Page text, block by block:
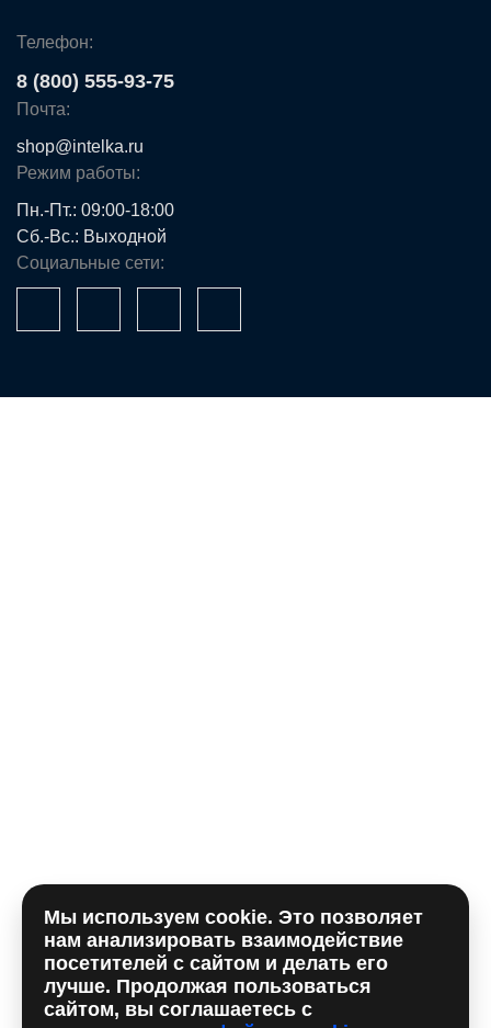
Телефон:
8 (800) 555-93-75
Почта:
shop@intelka.ru
Режим работы:
Пн.-Пт.: 09:00-18:00
Сб.-Вс.: Выходной
Социальные сети:
Отправляя форму, вы принимаете политику
использования сookieи даете согласие наобработку
персональных данный
Мы используем cookie. Это позволяет
нам анализировать взаимодействие
посетителей с сайтом и делать его
лучше. Продолжая пользоваться
сайтом, вы соглашаетесь с